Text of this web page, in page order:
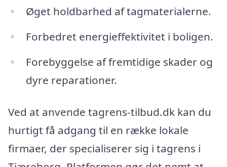
Øget holdbarhed af tagmaterialerne.
Forbedret energieffektivitet i boligen.
Forebyggelse af fremtidige skader og
dyre reparationer.
Ved at anvende tagrens-tilbud.dk kan du
hurtigt få adgang til en række lokale
firmaer, der specialiserer sig i tagrens i